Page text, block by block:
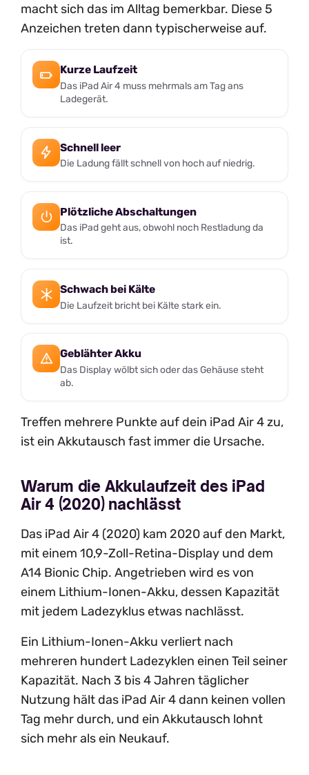
macht sich das im Alltag bemerkbar. Diese 5
Anzeichen treten dann typischerweise auf.
Kurze Laufzeit
Das iPad Air 4 muss mehrmals am Tag ans
Ladegerät.
Schnell leer
Die Ladung fällt schnell von hoch auf niedrig.
Plötzliche Abschaltungen
Das iPad geht aus, obwohl noch Restladung da
ist.
Schwach bei Kälte
Die Laufzeit bricht bei Kälte stark ein.
Geblähter Akku
Das Display wölbt sich oder das Gehäuse steht
ab.
Treffen mehrere Punkte auf dein iPad Air 4 zu,
ist ein Akkutausch fast immer die Ursache.
Warum die Akkulaufzeit des iPad
Air 4 (2020) nachlässt
Das iPad Air 4 (2020) kam 2020 auf den Markt,
mit einem 10,9-Zoll-Retina-Display und dem
A14 Bionic Chip. Angetrieben wird es von
einem Lithium-Ionen-Akku, dessen Kapazität
mit jedem Ladezyklus etwas nachlässt.
Ein Lithium-Ionen-Akku verliert nach
mehreren hundert Ladezyklen einen Teil seiner
Kapazität. Nach 3 bis 4 Jahren täglicher
Nutzung hält das iPad Air 4 dann keinen vollen
Tag mehr durch, und ein Akkutausch lohnt
sich mehr als ein Neukauf.